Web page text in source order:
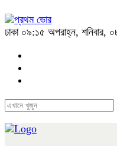
ঢাকা ০৯:১৫ অপরাহ্ন, শনিবার,